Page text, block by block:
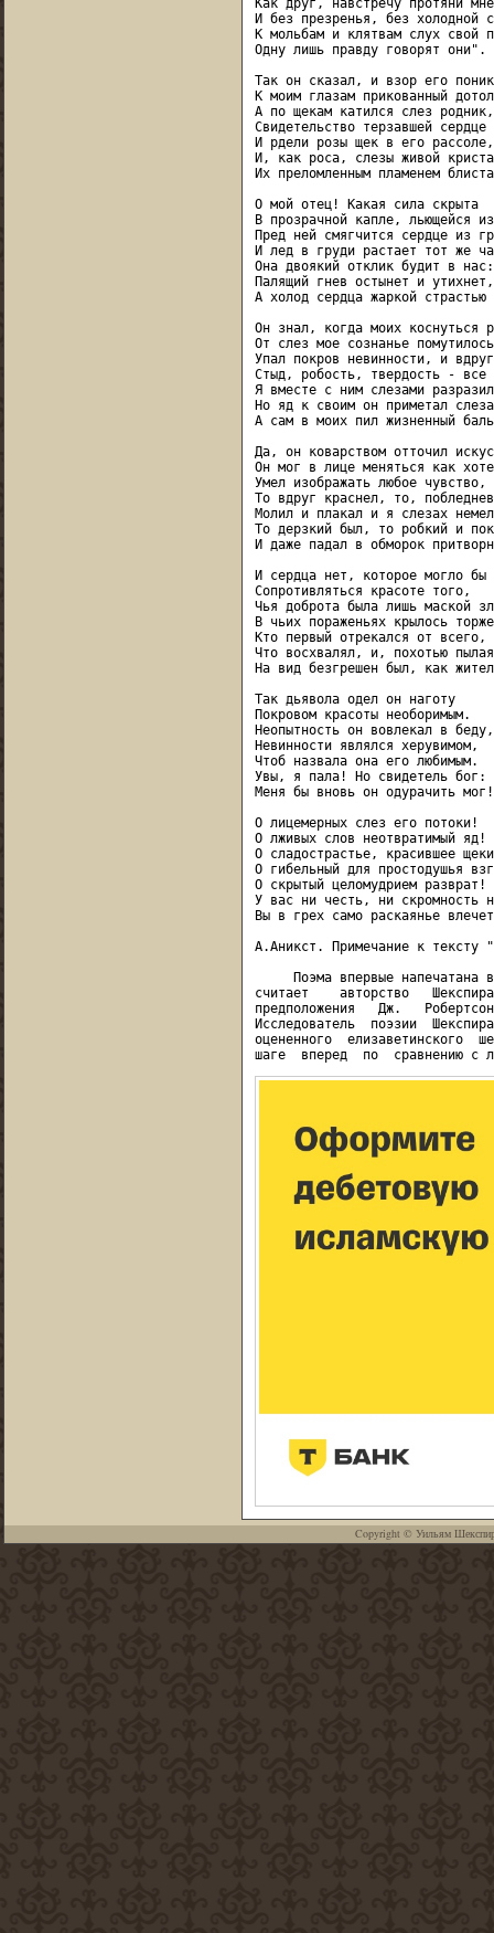
Как друг, навстречу протяни
И без презренья, без холодной
К мольбам и клятвам слух свой
Одну лишь правду говорят они".
Так он сказал, и взор его
К моим глазам прикованный
А по щекам катился слез родник,
Свидетельство терзавшей
И рдели розы щек в его рассоле,
И, как роса, слезы живой
Их преломленным пламенем
О мой отец! Какая сила скрыта
В прозрачной капле, льющейся
Пред ней смягчится сердце из
И лед в груди растает тот же
Она двоякий отклик будит в нас:
Палящий гнев остынет и утихнет,
А холод сердца жаркой страстью
Он знал, когда моих коснуться
От слез мое сознанье
Упал покров невинности, и
Стыд, робость, твердость - все
Я вместе с ним слезами
Но яд к своим он приметал
А сам в моих пил жизненный
Да, он коварством отточил
Он мог в лице меняться как
Умел изображать любое чувство,
То вдруг краснел, то,
Молил и плакал и я слезах
То дерзкий был, то робкий и
И даже падал в обморок
И сердца нет, которое могло бы
Сопротивляться красоте того,
Чья доброта была лишь маской
В чьих пораженьях крылось
Кто первый отрекался от всего,
Что восхвалял, и, похотью
На вид безгрешен был, как
Так дьявола одел он наготу
Покровом красоты необоримым.
Неопытность он вовлекал в беду,
Невинности являлся херувимом,
Чтоб назвала она его любимым.
Увы, я пала! Но свидетель бог:
Меня бы вновь он одурачить мог!
О лицемерных слез его потоки!
О лживых слов неотвратимый яд!
О сладострастье, красившее
О гибельный для простодушья
О скрытый целомудрием разврат!
У вас ни честь, ни скромность
Вы в грех само раскаянье
А.Аникст. Примечание к тексту
Поэма впервые напечатана
считает    авторство
предположения   Дж.
Исследователь  поэзии
оцененного  елизаветинского
шаге  вперед  по  сравнению с
Copyright © Уильям